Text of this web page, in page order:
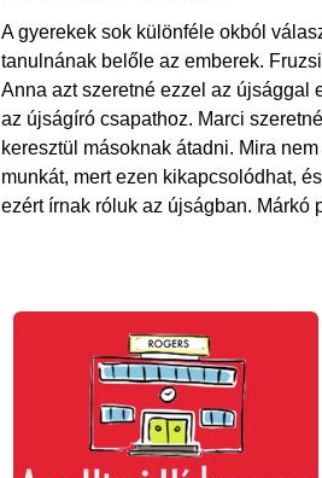
A gyerekek sok különféle okból
tanulnának belőle az emberek.
Anna azt szeretné ezzel az újsággal
az újságíró csapathoz. Marci
keresztül másoknak átadni. Mira
munkát, mert ezen kikapcsolódhat,
ezért írnak róluk az újságban.